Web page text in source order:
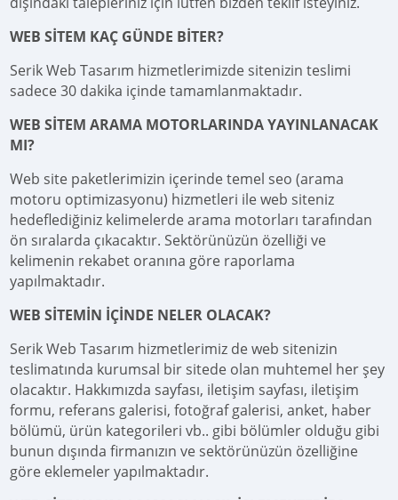
WEB SİTEM KAÇ GÜNDE BİTER?
Serik Web Tasarım hizmetlerimizde sitenizin teslimi
sadece 30 dakika içinde tamamlanmaktadır.
WEB SİTEM ARAMA MOTORLARINDA YAYINLANACAK
MI?
Web site paketlerimizin içerinde temel seo (arama
motoru optimizasyonu) hizmetleri ile web siteniz
hedeflediğiniz kelimelerde arama motorları tarafından
ön sıralarda çıkacaktır. Sektörünüzün özelliği ve
kelimenin rekabet oranına göre raporlama
yapılmaktadır.
WEB SİTEMİN İÇİNDE NELER OLACAK?
Serik Web Tasarım hizmetlerimiz de web sitenizin
teslimatında kurumsal bir sitede olan muhtemel her şey
olacaktır. Hakkımızda sayfası, iletişim sayfası, iletişim
formu, referans galerisi, fotoğraf galerisi, anket, haber
bölümü, ürün kategorileri vb.. gibi bölümler olduğu gibi
bunun dışında firmanızın ve sektörünüzün özelliğine
göre eklemeler yapılmaktadır.